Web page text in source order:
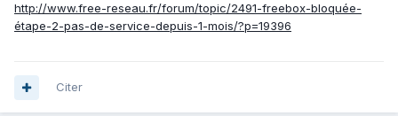
http://www.free-reseau.fr/forum/topic/2491-freebox-bloquée-
étape-2-pas-de-service-depuis-1-mois/?p=19396
Citer